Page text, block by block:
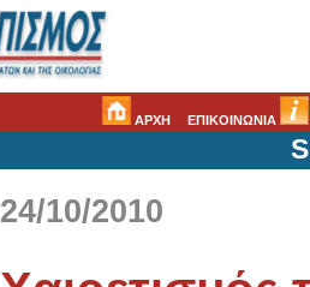
ΑΡΧΗ ΕΠΙΚΟΙΝΩΝΙΑ
24/10/2010